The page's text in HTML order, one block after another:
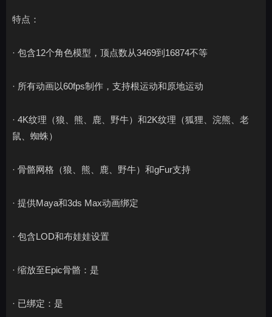
特点：
· 包含12个角色模型，顶点数从3469到16874不等
· 所有动画以60fps制作，支持根运动和原地运动
· 4K纹理（狼、熊、鹿、野牛）和2K纹理（狐狸、浣熊、老
鼠、蜘蛛）
· 骨骼网格（狼、熊、鹿、野牛）和gFur支持
· 提供Maya和3ds Max动画绑定
· 包含LOD和布娃娃设置
· 缩放至Epic骨骼：是
· 已绑定：是